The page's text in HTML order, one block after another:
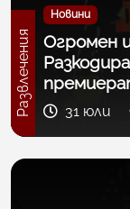
Новини
Развлечения
Огромен
31 юли